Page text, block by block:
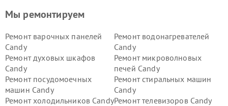
Мы ремонтируем
Ремонт варочных панелей
Candy
Ремонт водонагревателей
Candy
Ремонт духовых шкафов
Candy
Ремонт микроволновых
печей Candy
Ремонт посудомоечных
машин Candy
Ремонт стиральных машин
Candy
Ремонт холодильников CandyРемонт телевизоров Candy